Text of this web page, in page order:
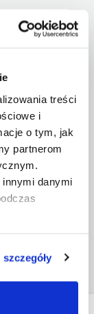
treści
i
o tym, jak
partnerom
danymi
szczegóły
do obrazu